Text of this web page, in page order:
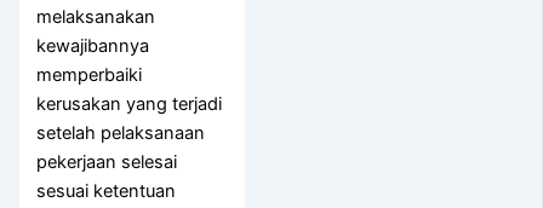
melaksanakan
kewajibannya
memperbaiki
kerusakan yang terjadi
setelah pelaksanaan
pekerjaan selesai
sesuai ketentuan